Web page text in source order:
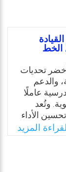
الخط
تحديات
والدعم
عاملًا
وتُعد
الأداء
غير
لقراءة المزيد